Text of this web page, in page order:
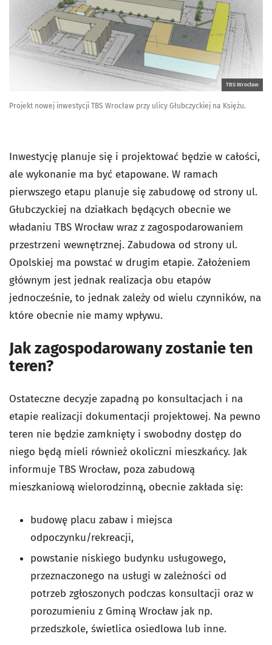
TBS Wrocław
Projekt nowej inwestycji TBS Wrocław przy ulicy Głubczyckiej na Księżu.
Inwestycję planuje się i projektować będzie w całości,
ale wykonanie ma być etapowane. W ramach
pierwszego etapu planuje się zabudowę od strony ul.
Głubczyckiej na działkach będących obecnie we
władaniu TBS Wrocław wraz z zagospodarowaniem
przestrzeni wewnętrznej. Zabudowa od strony ul.
Opolskiej ma powstać w drugim etapie. Założeniem
głównym jest jednak realizacja obu etapów
jednocześnie, to jednak zależy od wielu czynników, na
które obecnie nie mamy wpływu.
Jak zagospodarowany zostanie ten
teren?
Ostateczne decyzje zapadną po konsultacjach i na
etapie realizacji dokumentacji projektowej. Na pewno
teren nie będzie zamknięty i swobodny dostęp do
niego będą mieli również okoliczni mieszkańcy. Jak
informuje TBS Wrocław, poza zabudową
mieszkaniową wielorodzinną, obecnie zakłada się:
budowę placu zabaw i miejsca
odpoczynku/rekreacji,
powstanie niskiego budynku usługowego,
przeznaczonego na usługi w zależności od
potrzeb zgłoszonych podczas konsultacji oraz w
porozumieniu z Gminą Wrocław jak np.
przedszkole, świetlica osiedlowa lub inne.